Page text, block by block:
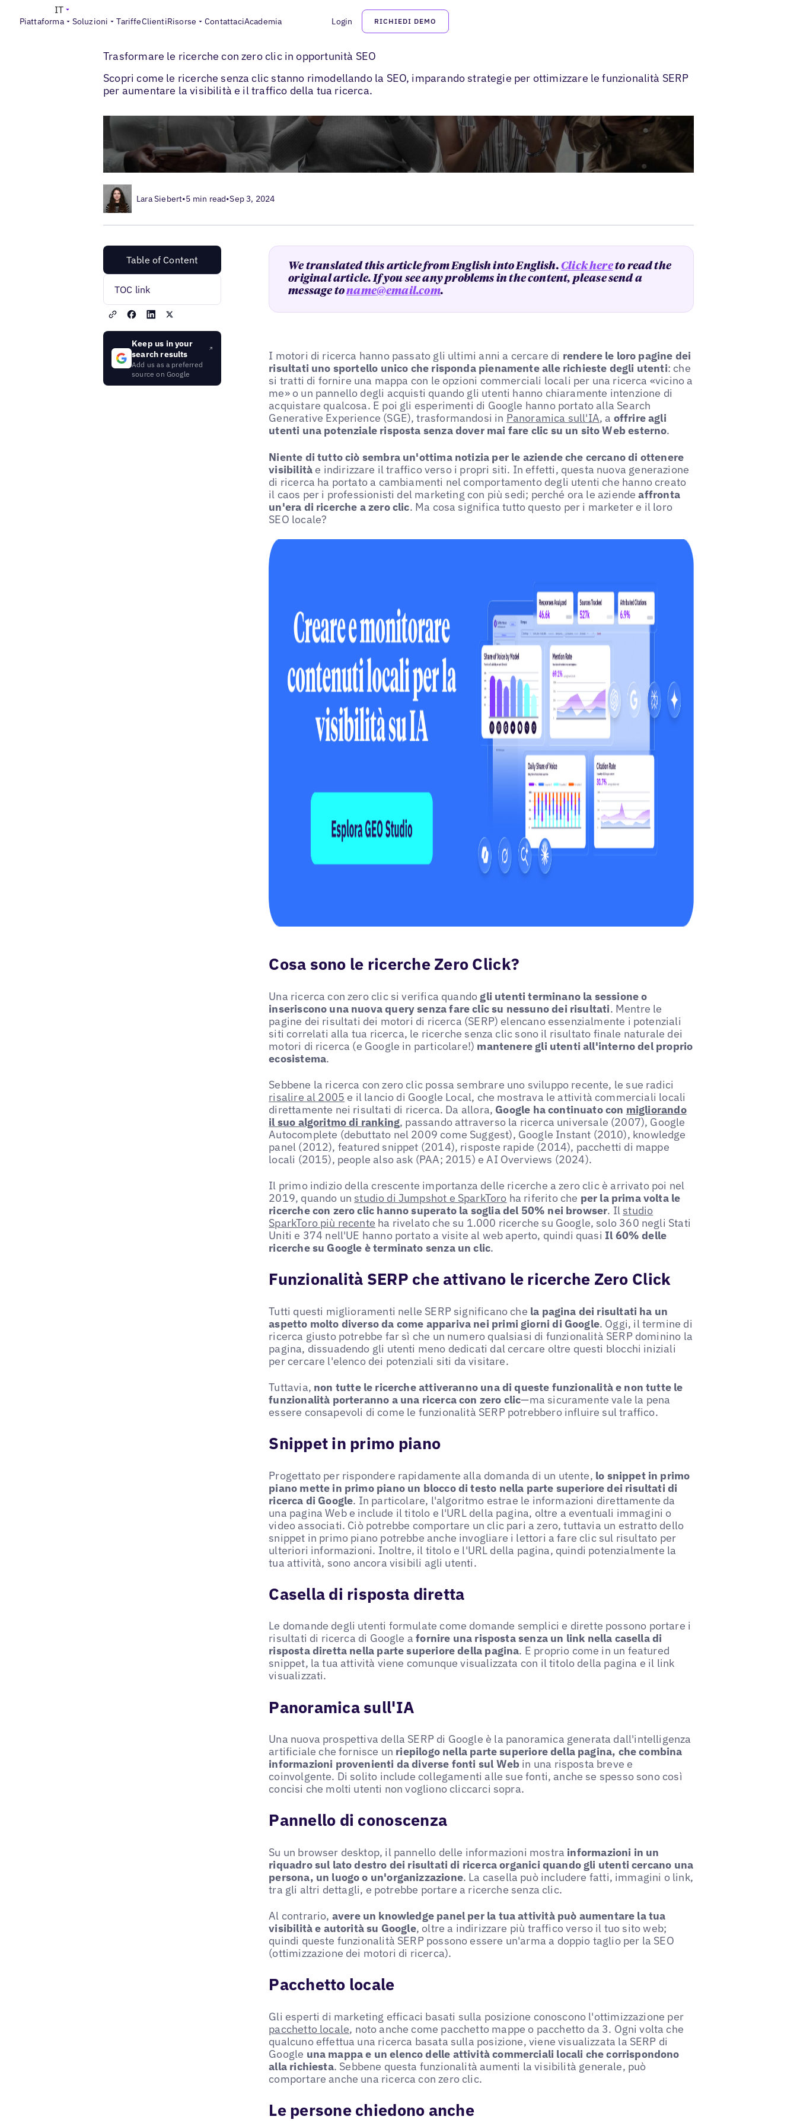
Piattaforma Soluzioni TariffeClientiRisorse ContattaciAcademia Login RICHIEDI DEMO
IT
Blogs> SEO locale>
Trasformare le ricerche con zero clic in opportunità SEO
Scopri come le ricerche senza clic stanno rimodellando la SEO, imparando strategie per ottimizzare le funzionalità SERP
per aumentare la visibilità e il traffico della tua ricerca.
Lara Siebert•5 min read•Sep 3, 2024
Table of Content
TOC link
Keep us in your
search results
Add us as a preferred
source on Google
We translated this article from English into English. Click hereto read the
original article. If you see any problems in the content, please send a
message toname@email.com.
I motori di ricerca hanno passato gli ultimi anni a cercare di rendere le loro pagine dei
risultati uno sportello unico che risponda pienamente alle richieste degli utenti: che
si tratti di fornire una mappa con le opzioni commerciali locali per una ricerca «vicino a
me» o un pannello degli acquisti quando gli utenti hanno chiaramente intenzione di
acquistare qualcosa. E poi gli esperimenti di Google hanno portato alla Search
Generative Experience (SGE), trasformandosi in Panoramica sull'IA, a offrire agli
utenti una potenziale risposta senza dover mai fare clic su un sito Web esterno.
Niente di tutto ciò sembra un'ottima notizia per le aziende che cercano di ottenere
visibilità e indirizzare il traffico verso i propri siti. In effetti, questa nuova generazione
di ricerca ha portato a cambiamenti nel comportamento degli utenti che hanno creato
il caos per i professionisti del marketing con più sedi; perché ora le aziendeaffronta
un'era di ricerche a zero clic. Ma cosa significa tutto questo per i marketer e il loro
SEO locale?
Cosa sono le ricerche Zero Click?
Una ricerca con zero clic si verifica quandogli utenti terminano la sessione o
inseriscono una nuova query senza fare clic su nessuno dei risultati. Mentre le
pagine dei risultati dei motori di ricerca (SERP) elencano essenzialmente i potenziali
siti correlati alla tua ricerca, le ricerche senza clic sono il risultato finale naturale dei
motori di ricerca (e Google in particolare!) mantenere gli utenti all'interno del proprio
ecosistema.
Sebbene la ricerca con zero clic possa sembrare uno sviluppo recente, le sue radici
risalire al 2005 e il lancio di Google Local, che mostrava le attività commerciali locali
direttamente nei risultati di ricerca. Da allora, Google ha continuato con migliorando
il suo algoritmo di ranking, passando attraverso la ricerca universale (2007), Google
Autocomplete (debuttato nel 2009 come Suggest), Google Instant (2010), knowledge
panel (2012), featured snippet (2014), risposte rapide (2014), pacchetti di mappe
locali (2015), people also ask (PAA; 2015) e AI Overviews (2024).
Il primo indizio della crescente importanza delle ricerche a zero clic è arrivato poi nel
2019, quando un studio di Jumpshot e SparkToro ha riferito che per la prima volta le
ricerche con zero clic hanno superato la soglia del 50% nei browser. Il studio
SparkToro più recente ha rivelato che su 1.000 ricerche su Google, solo 360 negli Stati
Uniti e 374 nell'UE hanno portato a visite al web aperto, quindi quasi Il 60% delle
ricerche su Google è terminato senza un clic.
Funzionalità SERP che attivano le ricerche Zero Click
Tutti questi miglioramenti nelle SERP significano che la pagina dei risultati ha un
aspetto molto diverso da come appariva nei primi giorni di Google. Oggi, il termine di
ricerca giusto potrebbe far sì che un numero qualsiasi di funzionalità SERP dominino la
pagina, dissuadendo gli utenti meno dedicati dal cercare oltre questi blocchi iniziali
per cercare l'elenco dei potenziali siti da visitare.
Tuttavia, non tutte le ricerche attiveranno una di queste funzionalità e non tutte le
funzionalità porteranno a una ricerca con zero clic—ma sicuramente vale la pena
essere consapevoli di come le funzionalità SERP potrebbero influire sul traffico.
Snippet in primo piano
Progettato per rispondere rapidamente alla domanda di un utente, lo snippet in primo
piano mette in primo piano un blocco di testo nella parte superiore dei risultati di
ricerca di Google. In particolare, l'algoritmo estrae le informazioni direttamente da
una pagina Web e include il titolo e l'URL della pagina, oltre a eventuali immagini o
video associati. Ciò potrebbe comportare un clic pari a zero, tuttavia un estratto dello
snippet in primo piano potrebbe anche invogliare i lettori a fare clic sul risultato per
ulteriori informazioni. Inoltre, il titolo e l'URL della pagina, quindi potenzialmente la
tua attività, sono ancora visibili agli utenti.
Casella di risposta diretta
Le domande degli utenti formulate come domande semplici e dirette possono portare i
risultati di ricerca di Google afornire una risposta senza un link nella casella di
risposta diretta nella parte superiore della pagina. E proprio come in un featured
snippet, la tua attività viene comunque visualizzata con il titolo della pagina e il link
visualizzati.
Panoramica sull'IA
Una nuova prospettiva della SERP di Google è la panoramica generata dall'intelligenza
artificiale che fornisce un riepilogo nella parte superiore della pagina, che combina
informazioni provenienti da diverse fonti sul Web in una risposta breve e
coinvolgente. Di solito include collegamenti alle sue fonti, anche se spesso sono così
concisi che molti utenti non vogliono cliccarci sopra.
Pannello di conoscenza
Su un browser desktop, il pannello delle informazioni mostra informazioni in un
riquadro sul lato destro dei risultati di ricerca organici quando gli utenti cercano una
persona, un luogo o un'organizzazione. La casella può includere fatti, immagini o link,
tra gli altri dettagli, e potrebbe portare a ricerche senza clic.
Al contrario, avere un knowledge panel per la tua attività può aumentare la tua
visibilità e autorità su Google, oltre a indirizzare più traffico verso il tuo sito web;
quindi queste funzionalità SERP possono essere un'arma a doppio taglio per la SEO
(ottimizzazione dei motori di ricerca).
Pacchetto locale
Gli esperti di marketing efficaci basati sulla posizione conoscono l'ottimizzazione per
pacchetto locale, noto anche come pacchetto mappe o pacchetto da 3. Ogni volta che
qualcuno effettua una ricerca basata sulla posizione, viene visualizzata la SERP di
Google una mappa e un elenco delle attività commerciali locali che corrispondono
alla richiesta. Sebbene questa funzionalità aumenti la visibilità generale, può
comportare anche una ricerca con zero clic.
Le persone chiedono anche